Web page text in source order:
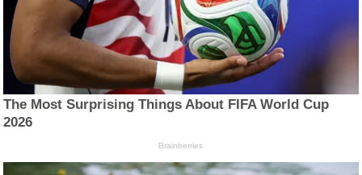
The Most Surprising Things About FIFA World Cup
2026
Brainberries